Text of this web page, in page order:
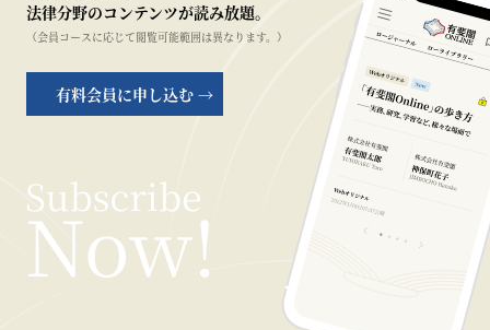
法律分野のコンテンツが読み放題。
（会員コースに応じて閲覧可能範囲は異なります。）
有料会員に申し込む →